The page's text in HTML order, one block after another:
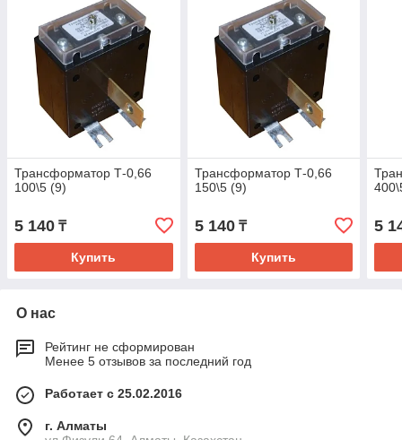
Трансформатор Т-0,66
100\5 (9)
5 140 ₸
Купить
Трансформатор Т-0,66
150\5 (9)
5 140₸
Купить
5
О нас
Рейтинг не сформирован
Менее 5 отзывов за последний год
Работает с 25.02.2016
г. Алматы